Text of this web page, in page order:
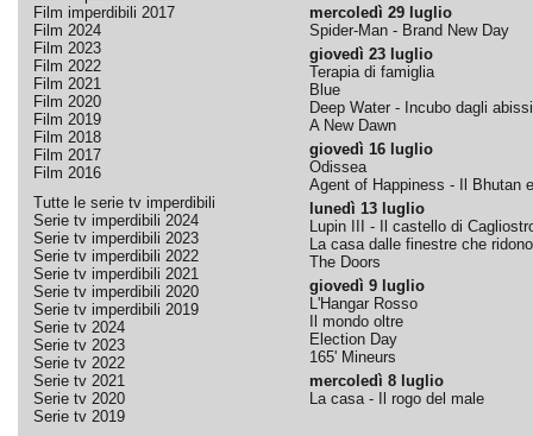
Film imperdibili 2017
Film 2024
Film 2023
Film 2022
Film 2021
Film 2020
Film 2019
Film 2018
Film 2017
Film 2016
Tutte le serie tv imperdibili
Serie tv imperdibili 2024
Serie tv imperdibili 2023
Serie tv imperdibili 2022
Serie tv imperdibili 2021
Serie tv imperdibili 2020
Serie tv imperdibili 2019
Serie tv 2024
Serie tv 2023
Serie tv 2022
Serie tv 2021
Serie tv 2020
Serie tv 2019
mercoledì 29 luglio
Spider-Man - Brand New Day
giovedì 23 luglio
Terapia di famiglia
Blue
Deep Water - Incubo dagli abissi
A New Dawn
giovedì 16 luglio
Odissea
Agent of Happiness - Il Bhutan
lunedì 13 luglio
Lupin III - Il castello di
La casa dalle finestre che ridono
The Doors
giovedì 9 luglio
L'Hangar Rosso
Il mondo oltre
Election Day
165' Mineurs
mercoledì 8 luglio
La casa - Il rogo del male